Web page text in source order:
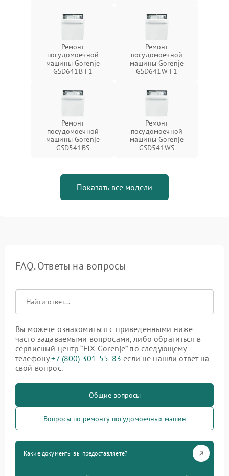
Ремонт
посудомоечной
машины Gorenje
GSD641B F1
Ремонт
посудомоечной
машины Gorenje
GSD641W F1
Ремонт
посудомоечной
машины Gorenje
GSD541BS
Ремонт
посудомоечной
машины Gorenje
GSD541WS
Показать все модели
FAQ. Ответы на вопросы
Вы можете ознакомиться с приведенными ниже
часто задаваемыми вопросами, либо обратиться в
сервисный центр “FIX-Gorenje” по следующему
телефону+7 (800) 301-55-83 если не нашли ответ на
свой вопрос.
Общие вопросы
Вопросы по ремонту посудомоечных машин
Какие документы вы предоставляете?